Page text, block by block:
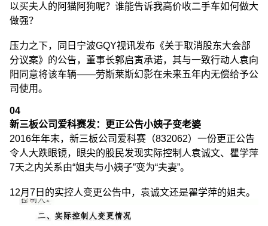
以买夫人的阿猫阿狗呢？谁能告诉我高价收二手车如何做大
做强？
压力之下，同日宁波GQY视讯发布《关于取消股东大会部
分议案》的公告，董事长郭启寅承诺，其与一致行动人袁向
阳同意将该车辆——劳斯莱斯幻影在未来五年内无偿给予公
司使用。
04
新三板公司爱科赛发：更正公告小姨子变老婆
2016年年末，新三板公司爱科赛（832062）一份更正公告
令人大跌眼镜，眼尖的股民发现实际控制人袁诚文、瞿学萍
7天之内关系由“姐夫与小姨子”变为“夫妻”。
12月7日的实控人变更公告中，袁诚文还是瞿学萍的姐夫。